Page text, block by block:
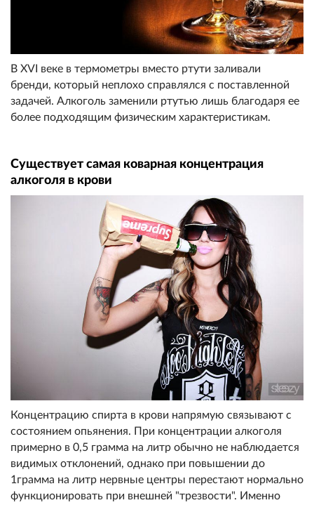
В XVI веке в термометры вместо ртути заливали
бренди, который неплохо справлялся с поставленной
задачей. Алкоголь заменили ртутью лишь благодаря ее
более подходящим физическим характеристикам.
Существует самая коварная концентрация
алкоголя в крови
Концентрацию спирта в крови напрямую связывают с
состоянием опьянения. При концентрации алкоголя
примерно в 0,5 грамма на литр обычно не наблюдается
видимых отклонений, однако при повышении до
1грамма на литр нервные центры перестают нормально
функционировать при внешней "трезвости". Именно